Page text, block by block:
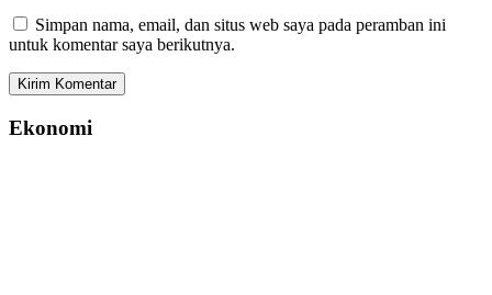
Simpan nama, email, dan situs web saya pada peramban ini
untuk komentar saya berikutnya.
Ekonomi